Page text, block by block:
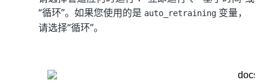
“循环”。如果您使用的是 auto_retraining 变量，
请选择“循环”。